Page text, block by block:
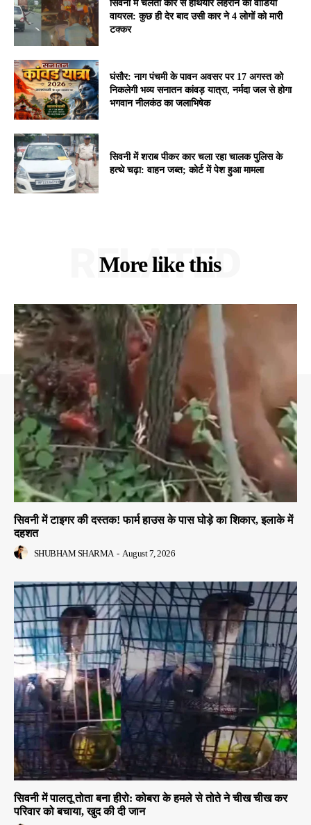
सिवनी में चलती कार से हथियार लहराने का वीडियो
वायरल: कुछ ही देर बाद उसी कार ने 4 लोगों को मारी
टक्कर
घंसौर: नाग पंचमी के पावन अवसर पर 17 अगस्त को
निकलेगी भव्य सनातन कांवड़ यात्रा, नर्मदा जल से होगा
भगवान नीलकंठ का जलाभिषेक
सिवनी में शराब पीकर कार चला रहा चालक पुलिस के
हत्थे चढ़ा: वाहन जब्त; कोर्ट में पेश हुआ मामला
More like this
RELATED
सिवनी में टाइगर की दस्तक! फार्म हाउस के पास घोड़े का शिकार, इलाके में
दहशत
SHUBHAM SHARMA - August 7, 2026
सिवनी में पालतू तोता बना हीरो: कोबरा के हमले से तोते ने चीख चीख कर
परिवार को बचाया, खुद की दी जान